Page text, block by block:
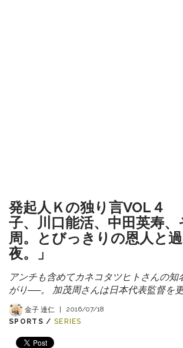
発起人Ｋの独り言VOL４
子、川口能活、中田英寿
周。とびっきりの恩人と
夜。」
アンチも含めてカネコタツヒトさんの知
がり──。 加茂周さんは日本代表監督を更
金子 達仁 |
2016/07/18
SPORTS / SERIES